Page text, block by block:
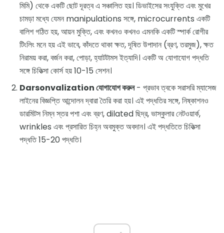
মিমি) থেকে একটি ছোট দূরত্ব এ সঞ্চালিত হয়। ডিভাইসের সংযুক্তি এবং মুখের
চামড়া মধ্যে যেমন manipulations সঙ্গে, microcurrents একটি
বালিশ গঠিত হয়, আয়ন মুক্তি, এবং কখনও কখনও এমনকি একটি স্পার্ক রোগীর
টিংলিং মনে হয় এই ভাবে, কাঁদতে থাকা ক্ষত, দূষিত উপাদান (ব্রণ, তরমুজ), ক্ষত
নিরাময় করা, বর্জন করা, পোড়া, হ্যাটটামস ইত্যাদি। একটি অ যোগাযোগ পদ্ধতি
সঙ্গে চিকিত্সা কোর্স হয় 10-15 সেশন।
Darsonvalization যোগাযোগ করুন- প্রভাব ত্বকে সরাসরি ম্যাসেজ
লাইনের বিজ্ঞপ্তি আন্দোলন দ্বারা তৈরি করা হয়। এই পদ্ধতির সঙ্গে, নিষ্কাশনও
ডারমিটস নিম্ন স্তর পশা এবং ব্রণ, dilated ছিদ্র, ভাস্কুলার নেটওয়ার্ক,
wrinkles এবং প্রসারিত চিহ্ন অবমুক্ত অবদান। এই পদ্ধতিতে চিকিত্সা
পদ্ধতি 15-20 পদ্ধতি।